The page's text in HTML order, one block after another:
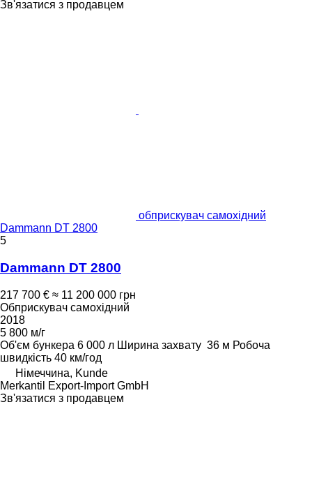
Зв'язатися з продавцем
обприскувач самохідний
Dammann DT 2800
5
Dammann DT 2800
217 700 € ≈ 11 200 000 грн
Обприскувач самохідний
2018
5 800 м/г
Об'єм бункера 6 000 л Ширина захвату 36 м Робоча
швидкість 40 км/год
Німеччина, Kunde
Merkantil Export-Import GmbH
Зв'язатися з продавцем